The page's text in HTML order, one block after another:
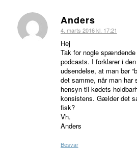
Anders
siger:
4. marts 2016 kl. 17:21
Hej
Tak for nogle spændende
podcasts. I forklarer i
udsendelse, at man bør
det samme, når man har
hensyn til kødets
konsistens. Gælder det
fisk?
Vh.
Anders
Besvar